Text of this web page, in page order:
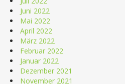
Juni 2022
Mai 2022
April 2022
März 2022
Februar 2022
Januar 2022
Dezember 2021
November 2021